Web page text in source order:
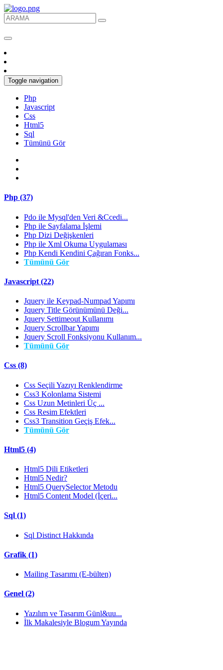
Toggle navigation
Php
Javascript
Css
Html5
Sql
Tümünü Gör
Php (37)
Pdo ile Mysql'den Veri &Ccedi...
Php ile Sayfalama İşlemi
Php Dizi Değişkenleri
Php ile Xml Okuma Uygulaması
Php Kendi Kendini Çağıran Fonks...
Tümünü Gör
Javascript (22)
Jquery ile Keypad-Numpad Yapımı
Jquery Title Görünümünü Deği...
Jquery Settimeout Kullanımı
Jquery Scrollbar Yapımı
Jquery Scroll Fonksiyonu Kullanım...
Tümünü Gör
Css (8)
Css Seçili Yazıyı Renklendirme
Css3 Kolonlama Sistemi
Css Uzun Metinleri Üç ...
Css Resim Efektleri
Css3 Transition Geçiş Efek...
Tümünü Gör
Html5 (4)
Html5 Dili Etiketleri
Html5 Nedir?
Html5 QuerySelector Metodu
Html5 Content Model (İçeri...
Sql (1)
Sql Distinct Hakkında
Grafik (1)
Mailing Tasarımı (E-bülten)
Genel (2)
Yazılım ve Tasarım Günl&uu...
İlk Makalesiyle Blogum Yayında